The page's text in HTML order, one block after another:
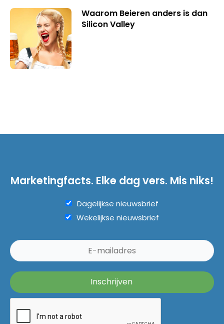
Waarom Beieren anders is dan
Silicon Valley
Marketingfacts. Elke dag vers. Mis niks!
Dagelijkse nieuwsbrief
Wekelijkse nieuwsbrief